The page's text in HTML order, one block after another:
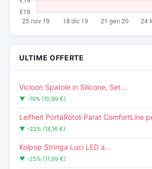
ULTIME OFFERTE
Vicloon Spatole in Silicone, Set…
▼ -19% (10,99 €)
Leifheit PortaRotoli Parat ComfortLine
▼ -22% (18,16 €)
Kolpop Stringa Luci LED a…
▼ -25% (11,99 €)